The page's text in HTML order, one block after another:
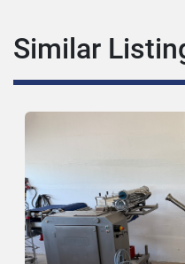
Similar